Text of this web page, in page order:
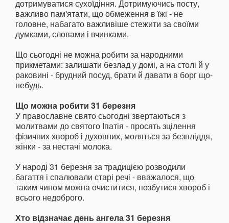
дотримуватися сухоїдіння. Дотримуючись посту,
важливо пам'ятати, що обмеження в їжі - не
головне, набагато важливіше стежити за своїми
думками, словами і вчинками.
Що сьогодні не можна робити за народними
прикметами: залишати безлад у домі, а на столі й у
раковині - брудний посуд, брати й давати в борг що-
небудь.
Що можна робити 31 березня
У православне свято сьогодні звертаються з
молитвами до святого Іпатія - просять зцілення
фізичних хвороб і духовних, моляться за безпліддя,
жінки - за нестачі молока.
У народі 31 березня за традицією розводили
багаття і спалювали старі речі - вважалося, що
таким чином можна очиститися, позбутися хвороб і
всього недоброго.
Хто відзначає день ангела 31 березня